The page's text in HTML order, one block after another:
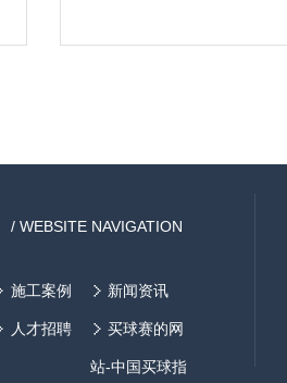
/ WEBSITE NAVIGATION
施工案例 新闻资讯
人才招聘 买球赛的网
站-中国买球指